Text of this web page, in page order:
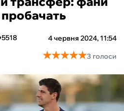
4 червня 2024, 11:54
5518
★★★★★
★★★★★3 голоси